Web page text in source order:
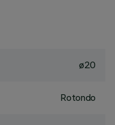
ø20
Rotondo